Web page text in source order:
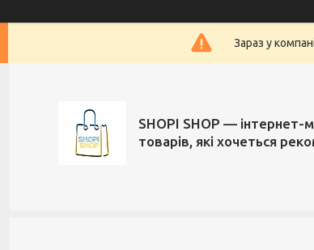
Зараз у
SHOPI SHOP — інтернет-
товарів, які хочеться